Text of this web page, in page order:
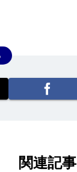
関連記事